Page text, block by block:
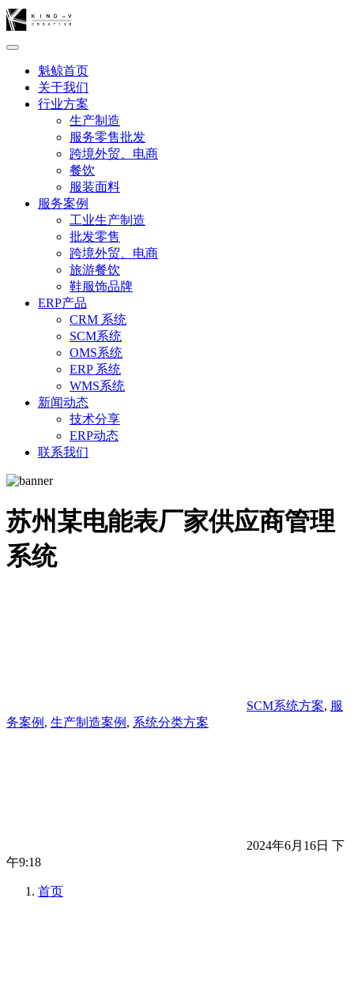
魁鲸首页
关于我们
行业方案
生产制造
服务零售批发
跨境外贸、电商
餐饮
服装面料
服务案例
工业生产制造
批发零售
跨境外贸、电商
旅游餐饮
鞋服饰品牌
ERP产品
CRM 系统
SCM系统
OMS系统
ERP 系统
WMS系统
新闻动态
技术分享
ERP动态
联系我们
苏州某电能表厂家供应商管理
系统
SCM系统方案, 服
务案例 , 生产制造案例 , 系统分类方案
2024年6月16日 下
午9:18
首页